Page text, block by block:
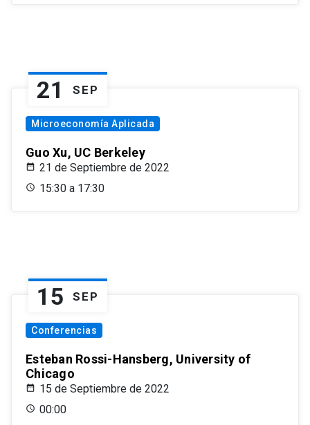
21 SEP
Microeconomía Aplicada
Guo Xu, UC Berkeley
21 de Septiembre de 2022
15:30 a 17:30
15 SEP
Conferencias
Esteban Rossi-Hansberg, University of
Chicago
15 de Septiembre de 2022
00:00